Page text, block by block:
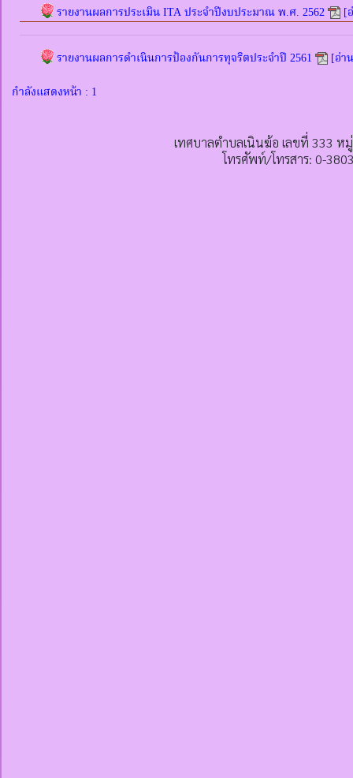
รายงานผลการประเมิน ITA ประจำปีงบประมาณ พ.ศ. 2562 [
รายงานผลการดำเนินการป้องกันการทุจริตประจำปี 2561
[อ่า
กำลังแสดงหน้า : 1
เทศบาลตำบลเนินฆ้อ เลขที่ 333 ห
โทรศัพท์/โทรสาร: 0-